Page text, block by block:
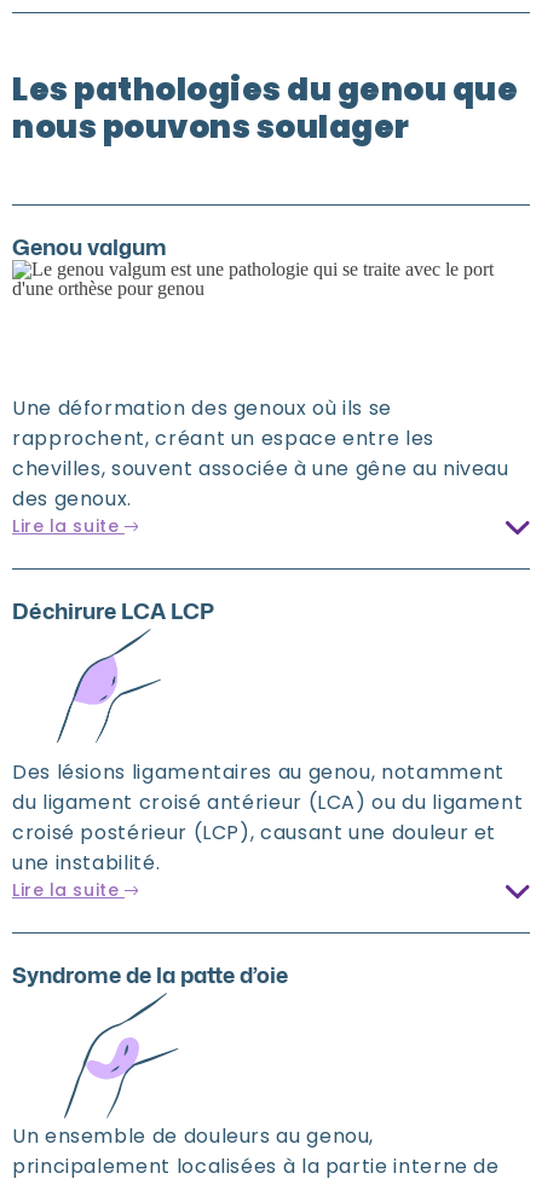
Les pathologies du genou que
nous pouvons soulager
Genou valgum
Une déformation des genoux où ils se
rapprochent, créant un espace entre les
chevilles, souvent associée à une gêne au niveau
des genoux.
Lire la suite
Déchirure LCA LCP
Des lésions ligamentaires au genou, notamment
du ligament croisé antérieur (LCA) ou du ligament
croisé postérieur (LCP), causant une douleur et
une instabilité.
Lire la suite
Syndrome de la patte d’oie
Un ensemble de douleurs au genou,
principalement localisées à la partie interne de